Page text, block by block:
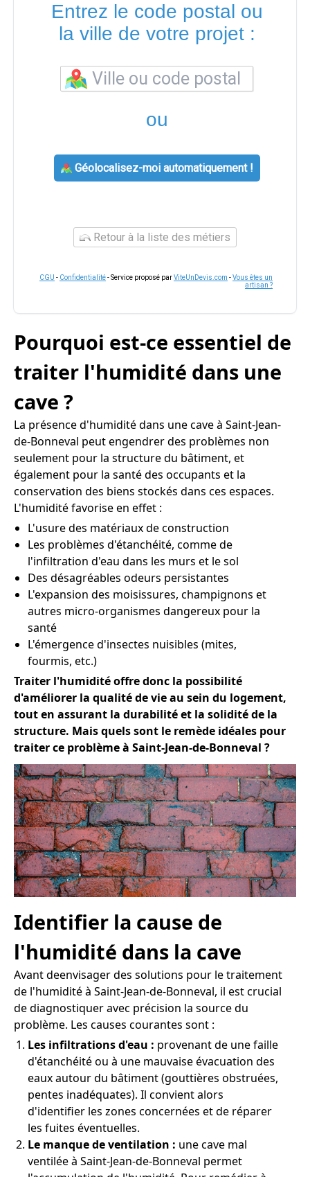
Entrez le code postal ou
la ville de votre projet :
ou
Géolocalisez-moi automatiquement !
Retour à la liste des métiers
CGU - Confidentialité- Service proposé parViteUnDevis.com -Vous êtes un
artisan ?
Pourquoi est-ce essentiel de
traiter l'humidité dans une
cave ?
La présence d'humidité dans une cave à Saint-Jean-
de-Bonneval peut engendrer des problèmes non
seulement pour la structure du bâtiment, et
également pour la santé des occupants et la
conservation des biens stockés dans ces espaces.
L'humidité favorise en effet :
L'usure des matériaux de construction
Les problèmes d'étanchéité, comme de
l'infiltration d'eau dans les murs et le sol
Des désagréables odeurs persistantes
L'expansion des moisissures, champignons et
autres micro-organismes dangereux pour la
santé
L'émergence d'insectes nuisibles (mites,
fourmis, etc.)
Traiter l'humidité offre donc la possibilité
d'améliorer la qualité de vie au sein du logement,
tout en assurant la durabilité et la solidité de la
structure. Mais quels sont le remède idéales pour
traiter ce problème à Saint-Jean-de-Bonneval ?
Identifier la cause de
l'humidité dans la cave
Avant deenvisager des solutions pour le traitement
de l'humidité à Saint-Jean-de-Bonneval, il est crucial
de diagnostiquer avec précision la source du
problème. Les causes courantes sont :
Les infiltrations d'eau : provenant de une faille
d'étanchéité ou à une mauvaise évacuation des
eaux autour du bâtiment (gouttières obstruées,
pentes inadéquates). Il convient alors
d'identifier les zones concernées et de réparer
les fuites éventuelles.
Le manque de ventilation : une cave mal
ventilée à Saint-Jean-de-Bonneval permet